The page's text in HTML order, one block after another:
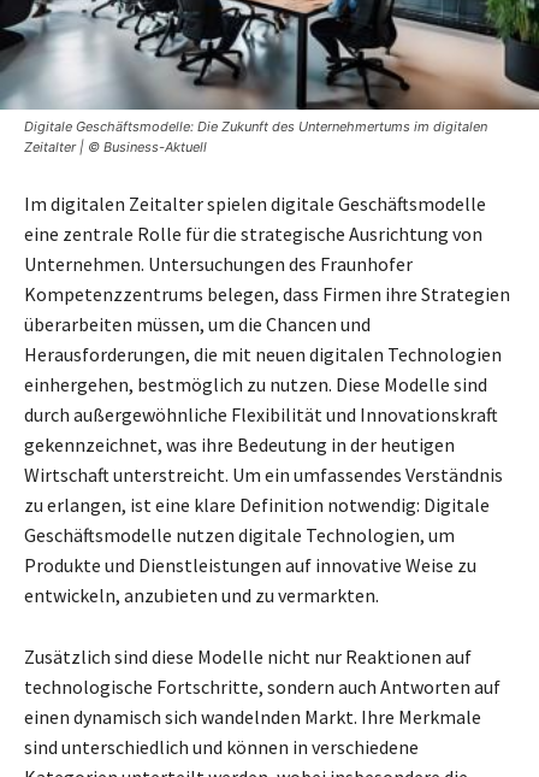
Digitale Geschäftsmodelle: Die Zukunft des Unternehmertums im digitalen
Zeitalter | © Business-Aktuell
Im digitalen Zeitalter spielen digitale Geschäftsmodelle
eine zentrale Rolle für die strategische Ausrichtung von
Unternehmen. Untersuchungen des Fraunhofer
Kompetenzzentrums belegen, dass Firmen ihre Strategien
überarbeiten müssen, um die Chancen und
Herausforderungen, die mit neuen digitalen Technologien
einhergehen, bestmöglich zu nutzen. Diese Modelle sind
durch außergewöhnliche Flexibilität und Innovationskraft
gekennzeichnet, was ihre Bedeutung in der heutigen
Wirtschaft unterstreicht. Um ein umfassendes Verständnis
zu erlangen, ist eine klare Definition notwendig: Digitale
Geschäftsmodelle nutzen digitale Technologien, um
Produkte und Dienstleistungen auf innovative Weise zu
entwickeln, anzubieten und zu vermarkten.
Zusätzlich sind diese Modelle nicht nur Reaktionen auf
technologische Fortschritte, sondern auch Antworten auf
einen dynamisch sich wandelnden Markt. Ihre Merkmale
sind unterschiedlich und können in verschiedene